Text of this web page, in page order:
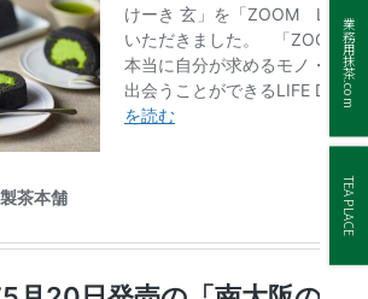
業務用抹茶.com
TEA PLACE